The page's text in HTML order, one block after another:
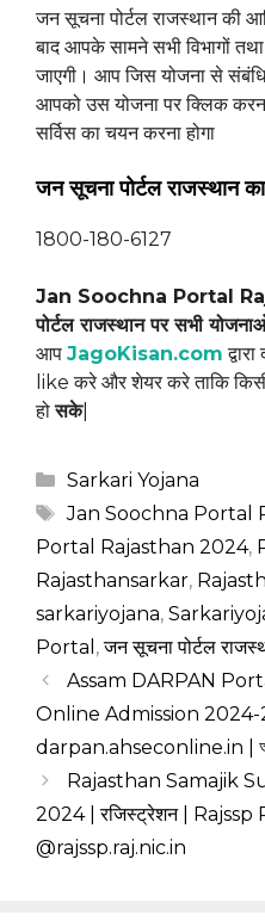
जन सूचना पोर्टल राजस्थान की
बाद आपके सामने सभी विभागों
जाएगी। आप जिस योजना से
आपको उस योजना पर क्लिक
सर्विस का चयन करना होगा
जन सूचना पोर्टल राजस्थान
1800-180-6127
Jan Soochna Portal
पोर्टल राजस्थान पर सभी
आप JagoKisan.com
like करे और शेयर करे ताकि
होसके|
Categories
Sarkari Yojana
Tags
Jan Soochna Portal
Portal Rajasthan 2024,
Rajasthansarkar,
sarkariyojana,
Portal ,जन सूचना पोर्टल
Assam DARPAN
Online Admission 2024-
darpan.ahseconline.in |
Rajasthan Samajik
2024 | रजिस्ट्रेशन | Rajssp
@rajssp.raj.nic.in